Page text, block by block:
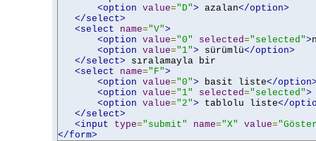
<option value="D"> azalan</option>
</select>
<select
name="V">
<option value="0" selected="selected">
<option value="1"> sürümlü</option>
</select> sıralamayla bir
<select
name="F">
<option value="0"> basit liste</
<option value="1" selected="selected">
<option value="2"> tablolu liste</
</select>
<input
type="submit" name="X" value=
</form>